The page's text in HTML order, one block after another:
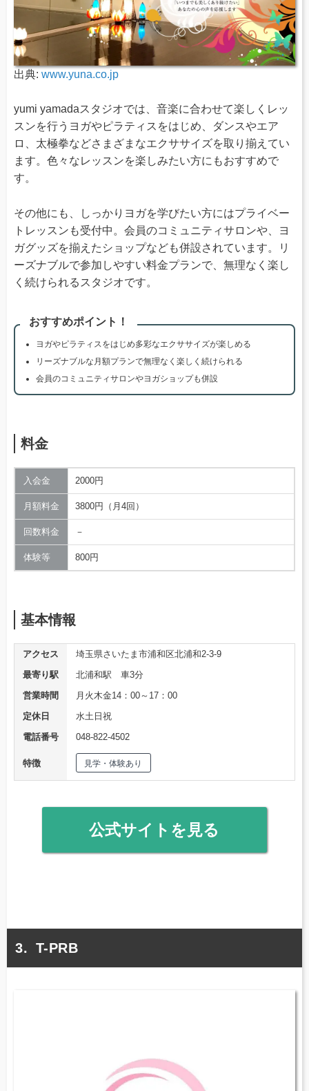
出典: www.yuna.co.jp
yumi yamadaスタジオでは、音楽に合わせて楽しくレッ
スンを行うヨガやピラティスをはじめ、ダンスやエア
ロ、太極拳などさまざまなエクササイズを取り揃えてい
ます。色々なレッスンを楽しみたい方にもおすすめで
す。
その他にも、しっかりヨガを学びたい方にはプライベー
トレッスンも受付中。会員のコミュニティサロンや、ヨ
ガグッズを揃えたショップなども併設されています。リ
ーズナブルで参加しやすい料金プランで、無理なく楽し
く続けられるスタジオです。
おすすめポイント！
ヨガやピラティスをはじめ多彩なエクササイズが楽しめる
リーズナブルな月額プランで無理なく楽しく続けられる
会員のコミュニティサロンやヨガショップも併設
料金
入会金 2000円
月額料金 3800円（月4回）
回数料金 －
体験等 800円
基本情報
アクセス
埼玉県さいたま市浦和区北浦和2-3-9
最寄り駅
北浦和駅 車3分
営業時間
月火木金14：00～17：00
定休日
水土日祝
電話番号
048-822-4502
特徴 見学・体験あり
公式サイトを見る
T-PRB